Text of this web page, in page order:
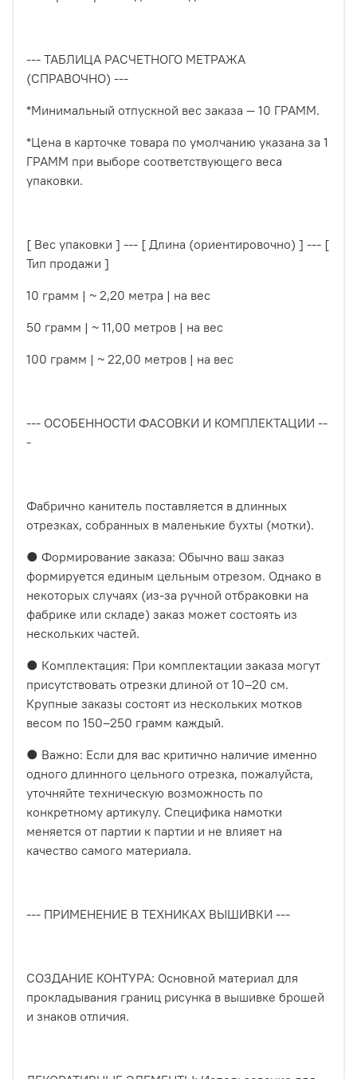
--- ТАБЛИЦА РАСЧЕТНОГО МЕТРАЖА
(СПРАВОЧНО) ---
*Минимальный отпускной вес заказа — 10 ГРАММ.
*Цена в карточке товара по умолчанию указана за 1
ГРАММ при выборе соответствующего веса
упаковки.
[ Вес упаковки ] --- [ Длина (ориентировочно) ] --- [
Тип продажи ]
10 грамм | ~ 2,20 метра | на вес
50 грамм | ~ 11,00 метров | на вес
100 грамм | ~ 22,00 метров | на вес
--- ОСОБЕННОСТИ ФАСОВКИ И КОМПЛЕКТАЦИИ --
-
Фабрично канитель поставляется в длинных
отрезках, собранных в маленькие бухты (мотки).
● Формирование заказа: Обычно ваш заказ
формируется единым цельным отрезом. Однако в
некоторых случаях (из-за ручной отбраковки на
фабрике или складе) заказ может состоять из
нескольких частей.
● Комплектация: При комплектации заказа могут
присутствовать отрезки длиной от 10–20 см.
Крупные заказы состоят из нескольких мотков
весом по 150–250 грамм каждый.
● Важно: Если для вас критично наличие именно
одного длинного цельного отрезка, пожалуйста,
уточняйте техническую возможность по
конкретному артикулу. Специфика намотки
меняется от партии к партии и не влияет на
качество самого материала.
--- ПРИМЕНЕНИЕ В ТЕХНИКАХ ВЫШИВКИ ---
СОЗДАНИЕ КОНТУРА: Основной материал для
прокладывания границ рисунка в вышивке брошей
и знаков отличия.